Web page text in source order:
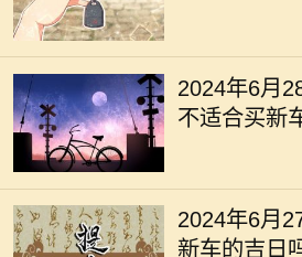
2024年6月
不适合买新
2024年6月
新车的吉日